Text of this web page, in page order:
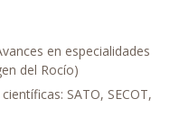
en especialidades
del Rocío)
SATO, SECOT,